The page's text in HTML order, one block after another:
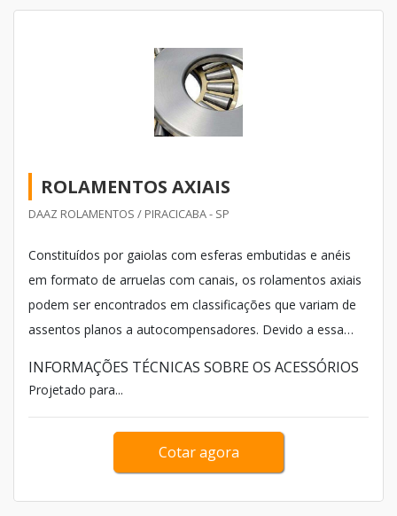
ROLAMENTOS AXIAIS
DAAZ ROLAMENTOS / PIRACICABA - SP
Constituídos por gaiolas com esferas embutidas e anéis
em formato de arruelas com canais, os rolamentos axiais
podem ser encontrados em classificações que variam de
assentos planos a autocompensadores. Devido a essa
versatilidade, a aquisição do modelo deve ser feita em
fornecedores de alto conhecimento no assunto.
INFORMAÇÕES TÉCNICAS SOBRE OS ACESSÓRIOS
Projetado para...
Cotar agora